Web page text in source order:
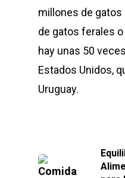
millones de
de gatos ferales
hay unas 50
Estados Unidos,
Uruguay.